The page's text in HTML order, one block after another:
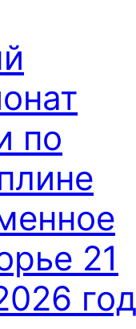
по
21